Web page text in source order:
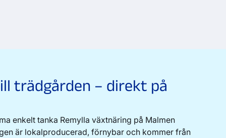
trädgården – direkt på
enkelt tanka Remylla växtnäring på Malmen
är lokalproducerad, förnybar och kommer från